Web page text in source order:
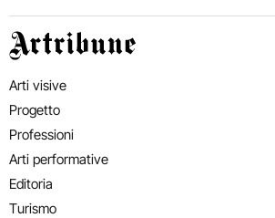
Artribune
Arti visive
Progetto
Professioni
Arti performative
Editoria
Turismo